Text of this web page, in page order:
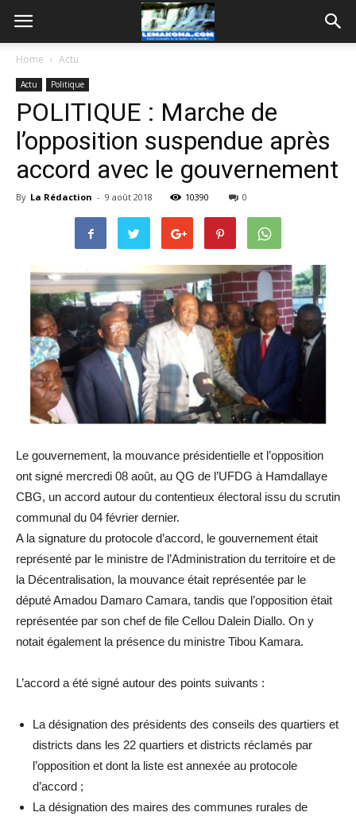
Home Actu
Actu Politique
POLITIQUE : Marche de
l’opposition suspendue après
accord avec le gouvernement
By La Rédaction - 9 août 2018 10390 0
Le gouvernement, la mouvance présidentielle et l’opposition
ont signé mercredi 08 août, au QG de l’UFDG à Hamdallaye
CBG, un accord autour du contentieux électoral issu du scrutin
communal du 04 février dernier.
A la signature du protocole d’accord, le gouvernement était
représenté par le ministre de l’Administration du territoire et de
la Décentralisation, la mouvance était représentée par le
député Amadou Damaro Camara, tandis que l’opposition était
représentée par son chef de file Cellou Dalein Diallo. On y
notait également la présence du ministre Tibou Kamara.
L’accord a été signé autour des points suivants :
La désignation des présidents des conseils des quartiers et
districts dans les 22 quartiers et districts réclamés par
l’opposition et dont la liste est annexée au protocole
d’accord ;
La désignation des maires des communes rurales de